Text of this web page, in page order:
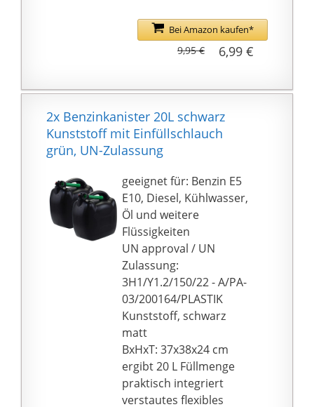
Passend für alle
und Diesel) und für alle
Fahrzeuge mit Benzin-
Fehlbetankungsschutz (
nicht geeignet für
Fahrzeuge mit Diesel-
Fehlbetankungsschutz)
Lieferumfang: Kanister
mit 5 Liter
Fassungsvermögen,
Maße T x B x H (mm):
147 x 265 x 247,
Gewicht 400g; Farbe:
schwarz
Bei Amazon kaufen*
6,99 €
9,95 €
2x Benzinkanister 20L schwarz
Kunststoff mit Einfüllschlauch
grün, UN-Zulassung
geeignet für: Benzin E5
E10, Diesel, Kühlwasser,
Öl und weitere
Flüssigkeiten
UN approval / UN
Zulassung:
3H1/Y1.2/150/22 - A/PA-
03/200164/PLASTIK
Kunststoff, schwarz
matt
BxHxT: 37x38x24 cm
ergibt 20 L Füllmenge
praktisch integriert
verstautes flexibles